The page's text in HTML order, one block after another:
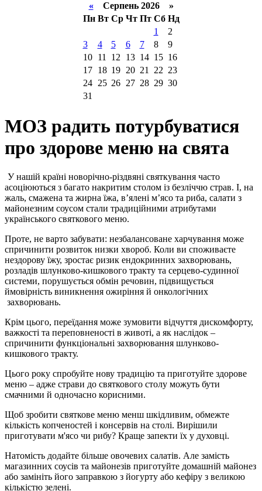
«Серпень 2026 »
Пн Вт Ср Чт Пт Сб Нд
1
2
3
4 5 6 7 8
9
10
11 12 13 14 15 16
17
18 19 20 21 22 23
24
25 26 27 28 29 30
31
МОЗ радить потурбуватися
про здорове меню на свята
У нашій країні новорічно-різдвяні святкування часто
асоціюються з багато накритим столом із безліччю страв. І, на
жаль, смажена та жирна їжа, в’ялені м’ясо та риба, салати з
майонезним соусом стали традиційними атрибутами
українського святкового меню.
Проте, не варто забувати: незбалансоване харчування може
спричинити розвиток низки хвороб. Коли ви споживаєте
нездорову їжу, зростає ризик ендокринних захворювань,
розладів шлунково-кишкового тракту та серцево-судинної
системи, порушується обмін речовин, підвищується
ймовірність виникнення ожиріння й онкологічних
захворювань.
Крім цього, переїдання може зумовити відчуття дискомфорту,
важкості та переповненості в животі, а як наслідок –
спричинити функціональні захворювання шлунково-
кишкового тракту.
Цього року спробуйте нову традицію та приготуйте здорове
меню – адже страви до святкового столу можуть бути
смачними й одночасно корисними.
Щоб зробити святкове меню менш шкідливим, обмежте
кількість копченостей і консервів на столі. Вирішили
приготувати м'ясо чи рибу? Краще запекти їх у духовці.
Натомість додайте більше овочевих салатів. Але замість
магазинних соусів та майонезів приготуйте домашній майонез
або замініть його заправкою з йогурту або кефіру з великою
кількістю зелені.